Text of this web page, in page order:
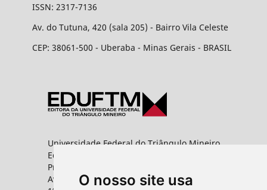
O nosso site usa
ISSN: 2317-7136
Av. do Tutuna, 420 (sala 205) - Bairro Vila Celeste
CEP: 38061-500 - Uberaba - Minas Gerais - BRASIL
Universidade Federal do Triângulo Mineiro
Editora UFTM
Prédio da Reitoria
Av. Frei Paulino, nº 30,